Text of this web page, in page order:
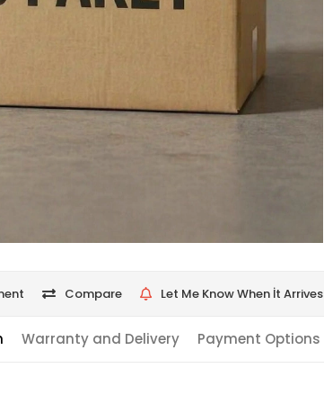
Compare Let Me Know When İt Arrives
Warranty and Delivery Payment Options